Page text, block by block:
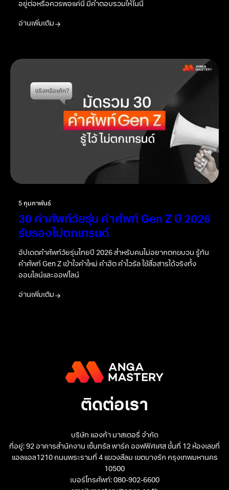
อยู่ต่อหรือควรพอแค่นี้ มีคำตอบรวมให้ในนี้
อ่านเพิ่มเติม
5 กุมภาพันธ์
30 คำศัพท์วัยรุ่น คำศัพท์ Gen Z ปี 2026
รับรองไม่ตกเทรนด์
อัปเดตคำศัพท์วัยรุ่นไทยปี 2026 สำหรับคนไม่อยากตกขบวน รู้ทัน
คำศัพท์ Gen Z เข้าใจคำใหม่ คำฮิต คำไวรัล ใช้สื่อสารได้จริงทั้ง
ออนไลน์และออฟไลน์
อ่านเพิ่มเติม
ติดต่อเรา
บริษัท แองก้า มาสเตอรี่ จำกัด
ที่อยู่: 92 อาคารสำนักงาน เซ็นทรัล พาร์ค ออฟฟิศเศส ชั้นที่ 12 ห้องเลขที่
แอลแอล1210 ถนนพระรามที่ 4 แขวงสีลม เขตบางรัก กรุงเทพมหานคร
10500
เบอร์โทรศัพท์: 080-902-6600